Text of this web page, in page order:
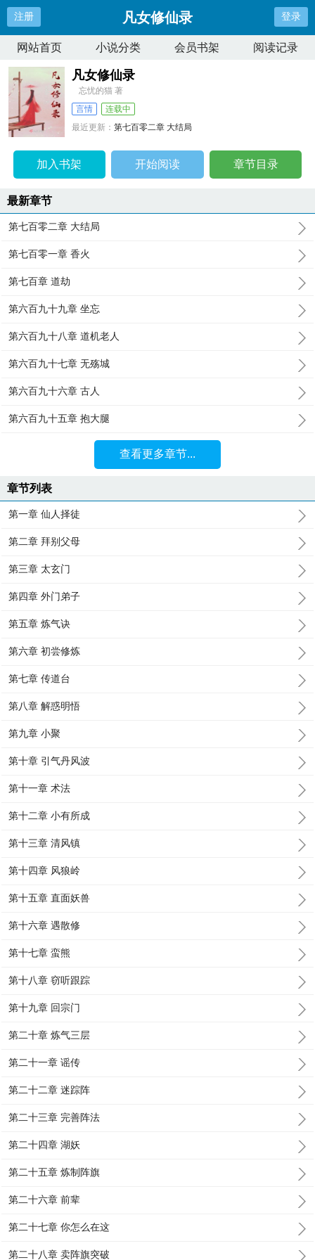
注册 凡女修仙录 登录
网站首页 小说分类 会员书架 阅读记录
凡女修仙录
忘忧的猫 著
言情
连载中
最近更新：第七百零二章 大结局
加入书架 开始阅读 章节目录
最新章节
第七百零二章 大结局
第七百零一章 香火
第七百章 道劫
第六百九十九章 坐忘
第六百九十八章 道机老人
第六百九十七章 无殇城
第六百九十六章 古人
第六百九十五章 抱大腿
查看更多章节...
章节列表
第一章 仙人择徒
第二章 拜别父母
第三章 太玄门
第四章 外门弟子
第五章 炼气诀
第六章 初尝修炼
第七章 传道台
第八章 解惑明悟
第九章 小聚
第十章 引气丹风波
第十一章 术法
第十二章 小有所成
第十三章 清风镇
第十四章 风狼岭
第十五章 直面妖兽
第十六章 遇散修
第十七章 蛮熊
第十八章 窃听跟踪
第十九章 回宗门
第二十章 炼气三层
第二十一章 谣传
第二十二章 迷踪阵
第二十三章 完善阵法
第二十四章 湖妖
第二十五章 炼制阵旗
第二十六章 前辈
第二十七章 你怎么在这
第二十八章 卖阵旗突破